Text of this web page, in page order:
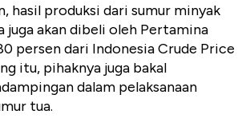
hasil produksi dari sumur minyak
juga akan dibeli oleh Pertamina
persen dari Indonesia Crude Price
itu, pihaknya juga bakal
dalam pelaksanaan
tua.